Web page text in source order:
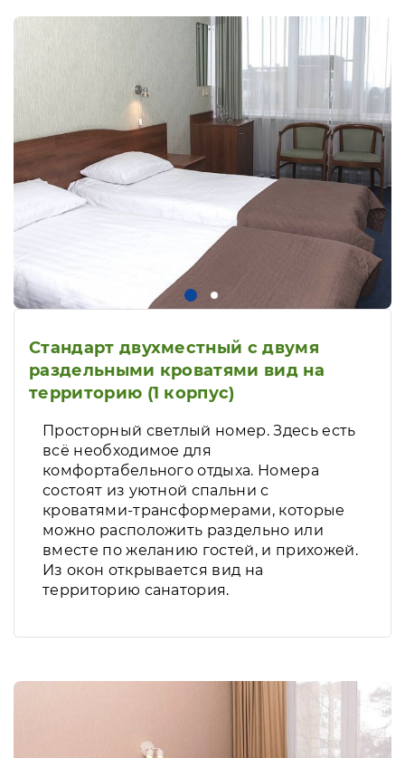
Стандарт двухместный с двумя
раздельными кроватями вид на
территорию (1 корпус)
Просторный светлый номер. Здесь есть
всё необходимое для
комфортабельного отдыха. Номера
состоят из уютной спальни с
кроватями-трансформерами, которые
можно расположить раздельно или
вместе по желанию гостей, и прихожей.
Из окон открывается вид на
территорию санатория.